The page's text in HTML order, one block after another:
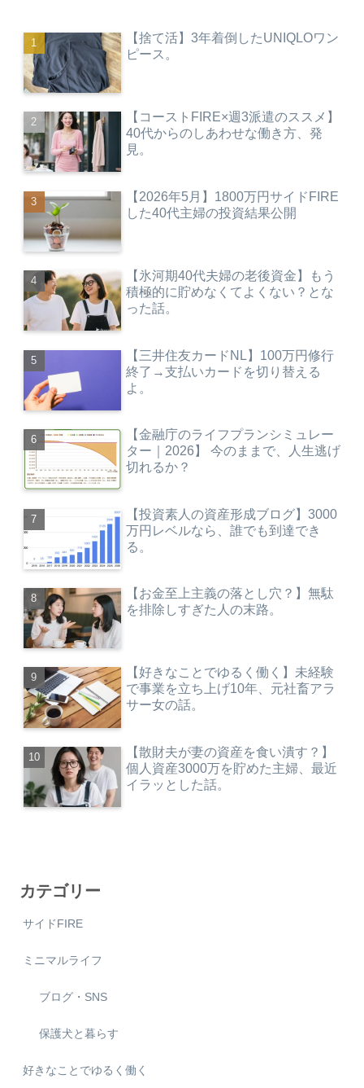
【捨て活】3年着倒したUNIQLOワン
ピース。
【コーストFIRE×週3派遣のススメ】
40代からのしあわせな働き方、発
見。
【2026年5月】1800万円サイドFIRE
した40代主婦の投資結果公開
【氷河期40代夫婦の老後資金】もう
積極的に貯めなくてよくない？とな
った話。
【三井住友カードNL】100万円修行
終了→支払いカードを切り替える
よ。
【金融庁のライフプランシミュレー
ター｜2026】 今のままで、人生逃げ
切れるか？
【投資素人の資産形成ブログ】3000
万円レベルなら、誰でも到達でき
る。
【お金至上主義の落とし穴？】無駄
を排除しすぎた人の末路。
【好きなことでゆるく働く】未経験
で事業を立ち上げ10年、元社畜アラ
サー女の話。
【散財夫が妻の資産を食い潰す？】
個人資産3000万を貯めた主婦、最近
イラッとした話。
カテゴリー
サイドFIRE
ミニマルライフ
ブログ・SNS
保護犬と暮らす
好きなことでゆるく働く